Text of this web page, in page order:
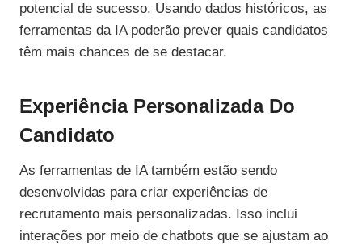
potencial de sucesso. Usando dados históricos, as
ferramentas da IA poderão prever quais candidatos
têm mais chances de se destacar.
Experiência Personalizada Do
Candidato
As ferramentas de IA também estão sendo
desenvolvidas para criar experiências de
recrutamento mais personalizadas. Isso inclui
interações por meio de chatbots que se ajustam ao